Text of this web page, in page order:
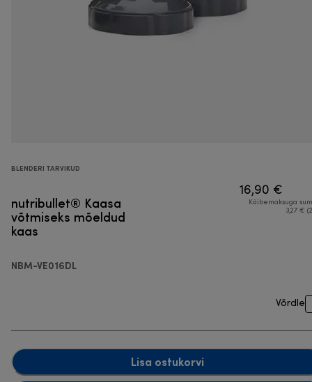
BLENDERI TARVIKUD
nutribullet® Kaasa
võtmiseks mõeldud
kaas
NBM-VE016DL
16,90 €
Käibemaksuga
3,27 €
Võrdle
Lisa ostukorvi